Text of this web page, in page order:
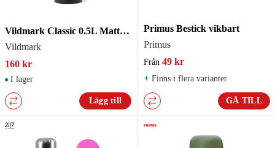
Vildmark Classic 0.5L Mattsvart
Vildmark
160 kr
I lager
Lägg till
Primus Bestick vikbart
Primus
Från 49 kr
+ Finns i flera varianter
GÅ TILL